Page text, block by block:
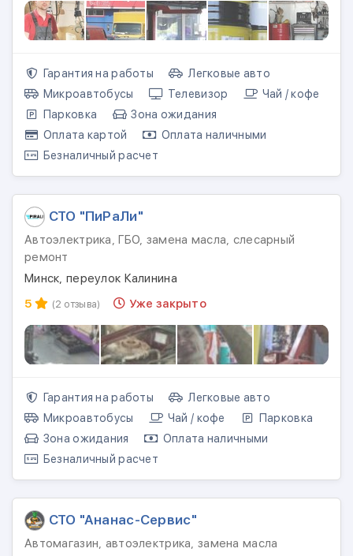
Гарантия на работы
Легковые авто
Микроавтобусы
Телевизор
Чай / кофе
Парковка
Зона ожидания
Оплата картой
Оплата наличными
Безналичный расчет
СТО "ПиРаЛи"
Автоэлектрика, ГБО, замена масла, слесарный
ремонт
Минск, переулок Калинина
5
(2 отзыва) Уже закрыто
Гарантия на работы
Легковые авто
Микроавтобусы
Чай / кофе
Парковка
Зона ожидания
Оплата наличными
Безналичный расчет
СТО "Ананас-Сервис"
Автомагазин, автоэлектрика, замена масла